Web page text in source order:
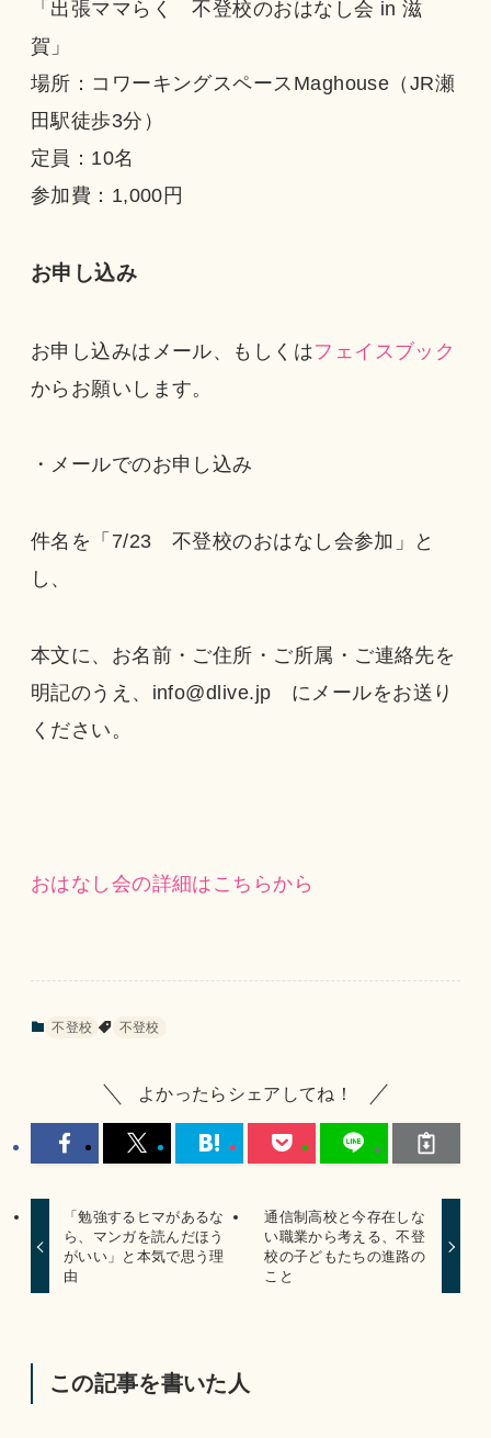
「出張ママらく 不登校のおはなし会 in 滋
賀」
場所：コワーキングスペースMaghouse（JR瀬
田駅徒歩3分）
定員：10名
参加費：1,000円
お申し込み
お申し込みはメール、もしくはフェイスブック
からお願いします。
・メールでのお申し込み
件名を「7/23 不登校のおはなし会参加」と
し、
本文に、お名前・ご住所・ご所属・ご連絡先を
明記のうえ、info@dlive.jp にメールをお送り
ください。
おはなし会の詳細はこちらから
不登校 不登校
よかったらシェアしてね！
「勉強するヒマがあるな
ら、マンガを読んだほう
がいい」と本気で思う理
由
通信制高校と今存在しな
い職業から考える、不登
校の子どもたちの進路の
こと
この記事を書いた人